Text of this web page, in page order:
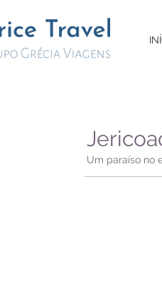
Um paraíso no